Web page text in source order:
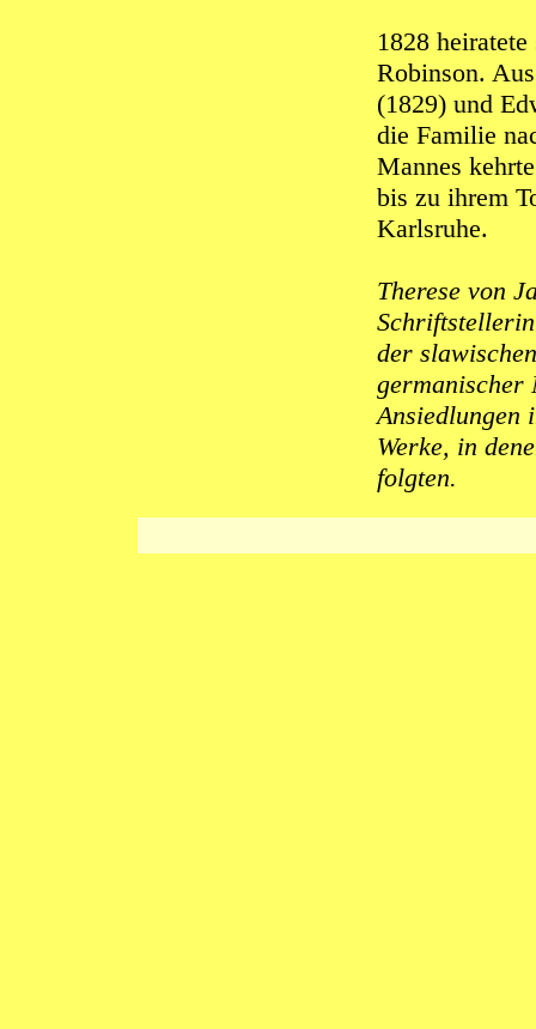
1828
Robinson.
(1829) und
die Familie
Mannes
bis zu ihrem
Karlsruhe.
Therese von
der
germanischer
Ansiedlungen
Werke, in
folgten.